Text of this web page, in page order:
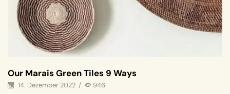
Our Marais Green Tiles 9 Ways
14. Dezember 2022 / 946